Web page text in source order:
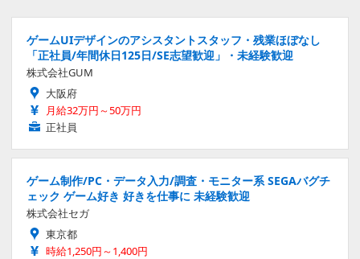
ゲームUIデザインのアシスタントスタッフ・残業ほぼなし
「正社員/年間休日125日/SE志望歓迎」・未経験歓迎
株式会社GUM
大阪府
月給32万円～50万円
正社員
ゲーム制作/PC・データ入力/調査・モニター系 SEGAバグチ
ェック ゲーム好き 好きを仕事に 未経験歓迎
株式会社セガ
東京都
時給1,250円～1,400円